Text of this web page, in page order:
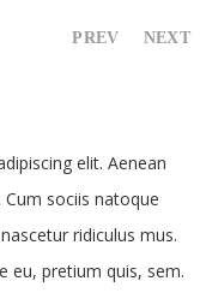
PREV NEXT
elit. Aenean
sociis natoque
ridiculus mus.
eu, pretium quis, sem.